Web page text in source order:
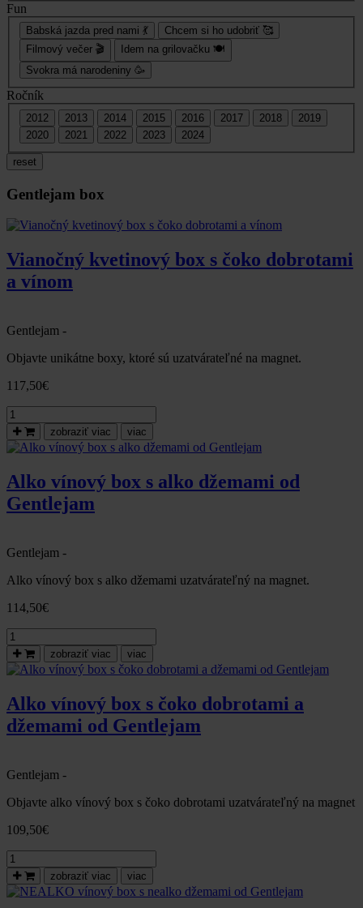
Fun
Babská jazda pred nami 💃
Chcem si ho udobriť 🥰
Filmový večer 🎬
Idem na grilovačku 🍽
Svokra má narodeniny 🥳
Ročník
2012 2013 2014 2015 2016 2017 2018
2019
2020
2021 2022 2023 2024
reset
Gentlejam box
Vianočný kvetinový box s čoko dobrotami
a vínom
Gentlejam -
Objavte unikátne boxy, ktoré sú uzatvárateľné na magnet.
117,50€
množstvo
Vianočný
kvetinový
box
čoko
dobrotami
a
zobraziť viac viac
Alko vínový box s alko džemami od
Gentlejam
Gentlejam -
Alko vínový box s alko džemami uzatvárateľný na magnet.
114,50€
množstvo
Alko
vínový
box
džemami
od
Gentlejam
zobraziť viac viac
Alko vínový box s čoko dobrotami a
džemami od Gentlejam
Gentlejam -
Objavte alko vínový box s čoko dobrotami uzatvárateľný na magnet
109,50€
množstvo
Alko
vínový
box
zobraziť viac viac